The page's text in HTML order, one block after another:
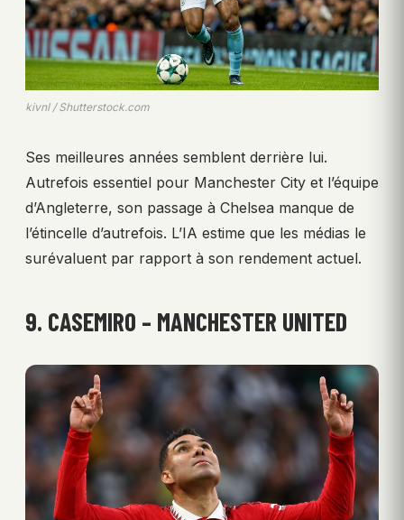
kivnl / Shutterstock.com
Ses meilleures années semblent derrière lui.
Autrefois essentiel pour Manchester City et l’équipe
d’Angleterre, son passage à Chelsea manque de
l’étincelle d’autrefois. L’IA estime que les médias le
surévaluent par rapport à son rendement actuel.
9. CASEMIRO – MANCHESTER UNITED